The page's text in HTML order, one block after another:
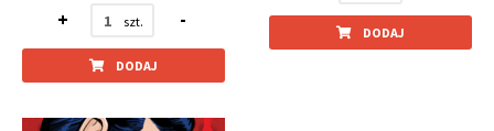
+
-
DODAJ
DODAJ